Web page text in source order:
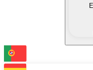
Converta suas
Troque uma